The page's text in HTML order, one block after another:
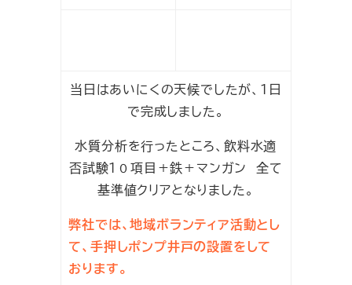
当日はあいにくの天候でしたが、１日
で完成しました。
水質分析を行ったところ、飲料水適
否試験１０項目＋鉄＋マンガン 全て
基準値クリアとなりました。
弊社では、地域ボランティア活動とし
て、手押しポンプ井戸の設置をして
おります。